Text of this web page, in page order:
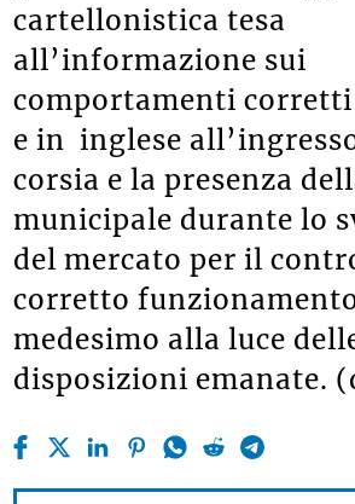
cartellonistica tesa
all’informazione sui
comportamenti
e in inglese
corsia e la presenza
municipale durante lo
del mercato per il
corretto
medesimo alla luce
disposizioni emanate.